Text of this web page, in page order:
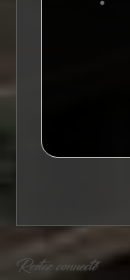
Restez connecté